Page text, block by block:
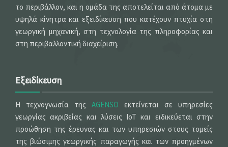
το περιβάλλον, και η ομάδα της αποτελείται από άτομα με
υψηλά κίνητρα και εξειδίκευση που κατέχουν πτυχία στη
γεωργική μηχανική, στη τεχνολογία της πληροφορίας και
στη περιβαλλοντική διαχείριση.
Εξειδίκευση
Η τεχνογνωσία της AGENSO εκτείνεται σε υπηρεσίες
γεωργίας ακριβείας και λύσεις IoT και ειδικεύεται στην
προώθηση της έρευνας και των υπηρεσιών στους τομείς
της βιώσιμης γεωργικής παραγωγής και των προηγμένων